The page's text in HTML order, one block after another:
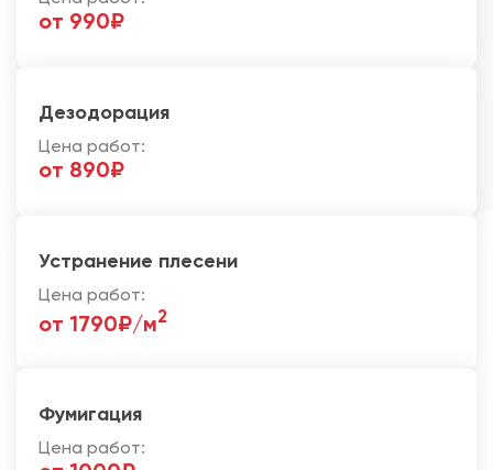
от 990₽
Дезодорация
Цена работ:
от 890₽
Устранение плесени
Цена работ:
от 1790₽/м2
Фумигация
Цена работ: